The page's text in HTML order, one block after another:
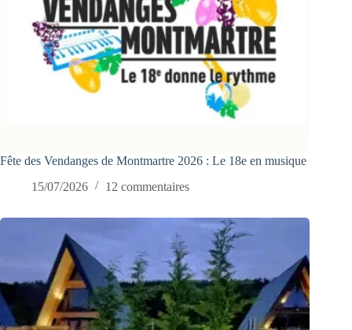
Fête des Vendanges de Montmartre 2026 : Le 18e en musique
15/07/2026
12 commentaires